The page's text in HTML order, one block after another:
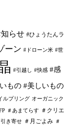
らせ #ひょうたんラ
ーン #ドローン米 #世
#引越し #快感 #感
もの #美しいもの
ルプリング オーガニック
＃あまてらす
＃クリエ
引き寄せ ＃月ごよみ ＃